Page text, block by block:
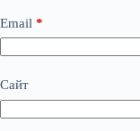
Email *
Сайт